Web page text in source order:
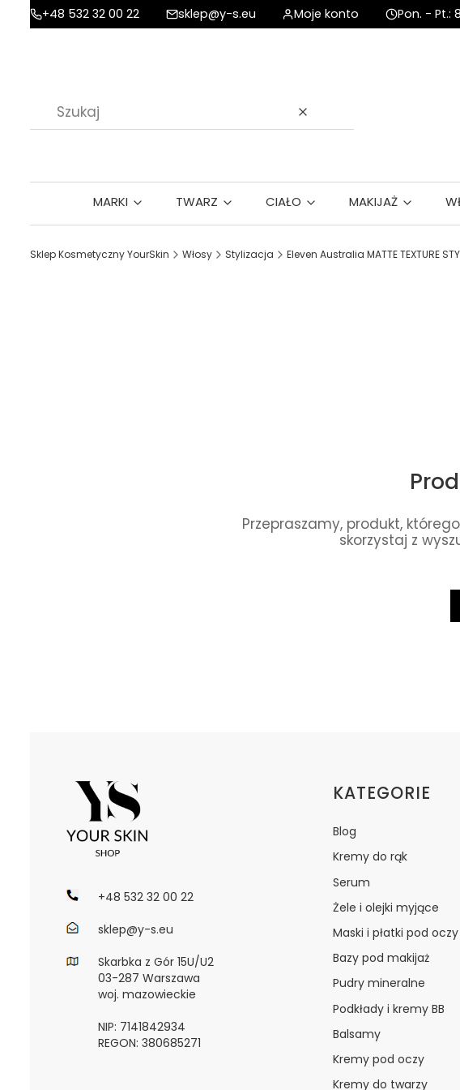
+48 532 32 00 22 sklep@y-s.eu Moje konto Pon. - Pt.:
Wyczyść
MARKI TWARZ CIAŁO MAKIJAŻ
Sklep Kosmetyczny YourSkin Włosy Stylizacja Eleven Australia MATTE TEXTURE
Przepraszamy, produkt,
skorzystaj z
+48 532 32 00 22
sklep@y-s.eu
Skarbka z Gór 15U/U2
03-287 Warszawa
woj. mazowieckie
NIP: 7141842934
REGON: 380685271
Linki w stopce
KATEGORIE
Blog
Kremy do rąk
Serum
Żele i olejki myjące
Maski i płatki pod oczy
Bazy pod makijaż
Pudry mineralne
Podkłady i kremy BB
Balsamy
Kremy pod oczy
Kremy do twarzy